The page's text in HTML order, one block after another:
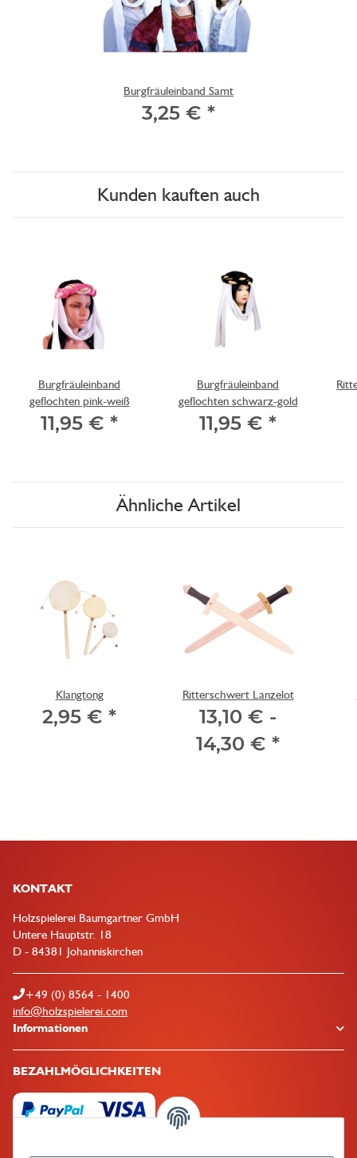
Burgfräuleinband Samt
3,25 € *
Kunden kauften auch
Burgfräuleinband
geflochten pink-weiß
11,95 € *
Burgfräuleinband
geflochten schwarz-gold
11,95 € *
Ähnliche Artikel
Klangtong
2,95 € *
Ritterschwert Lanzelot
13,10 € -
14,30 € *
KONTAKT
Holzspielerei Baumgartner GmbH
Untere Hauptstr. 18
D - 84381 Johanniskirchen
+49 (0) 8564 - 1400
info@holzspielerei.com
Informationen
BEZAHLMÖGLICHKEITEN